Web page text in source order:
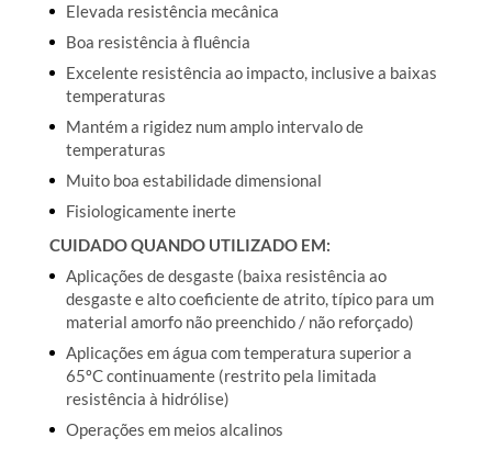
Elevada resistência mecânica
Boa resistência à fluência
Excelente resistência ao impacto, inclusive a baixas
temperaturas
Mantém a rigidez num amplo intervalo de
temperaturas
Muito boa estabilidade dimensional
Fisiologicamente inerte
CUIDADO QUANDO UTILIZADO EM:
Aplicações de desgaste (baixa resistência ao
desgaste e alto coeficiente de atrito, típico para um
material amorfo não preenchido / não reforçado)
Aplicações em água com temperatura superior a
65ºC continuamente (restrito pela limitada
resistência à hidrólise)
Operações em meios alcalinos